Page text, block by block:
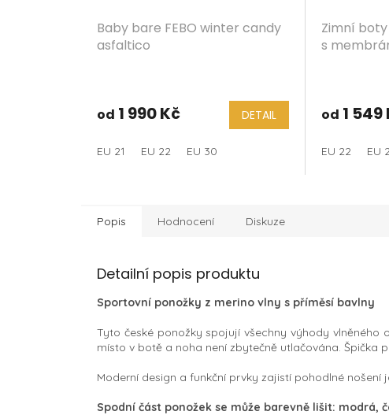
Baby bare FEBO winter candy
asfaltico
od 1 990 Kč DETAIL
EU 21 EU 22 EU 30
Zimní
s
od 1 549
EU 22 EU
Popis Hodnocení Diskuze
Detailní popis produktu
Sportovní ponožky z merino vlny s příměsí bavlny
Tyto české ponožky spojují všechny výhody vlněného
místo v botě a noha není zbytečně utlačována. Špička
Moderní design a funkční prvky zajistí pohodlné
Spodní část ponožek se může barevně lišit: modrá,